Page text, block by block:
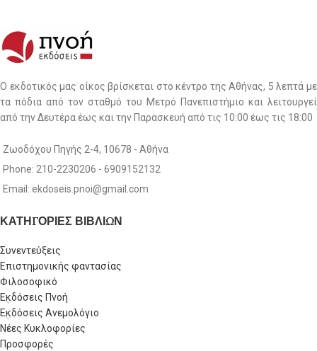
Ο εκδοτικός μας οίκος βρίσκεται στο κέντρο της Αθήνας, 5 λεπτά με
τα πόδια από τον σταθμό του Μετρό Πανεπιστήμιο και λειτουργεί
από την Δευτέρα έως και την Παρασκευή από τις 10:00 έως τις 18:00
Ζωοδόχου Πηγής 2-4, 10678 - Αθήνα
Phone: 210-2230206 - 6909152132
Email: ekdoseis.pnoi@gmail.com
ΚΑΤΗΓΟΡΙΕΣ ΒΙΒΛΙΩΝ
Συνεντεύξεις
Επιστημονικής φαντασίας
Φιλοσοφικό
Εκδόσεις Πνοή
Εκδόσεις Ανεμολόγιο
Νέες Κυκλοφορίες
Προσφορές